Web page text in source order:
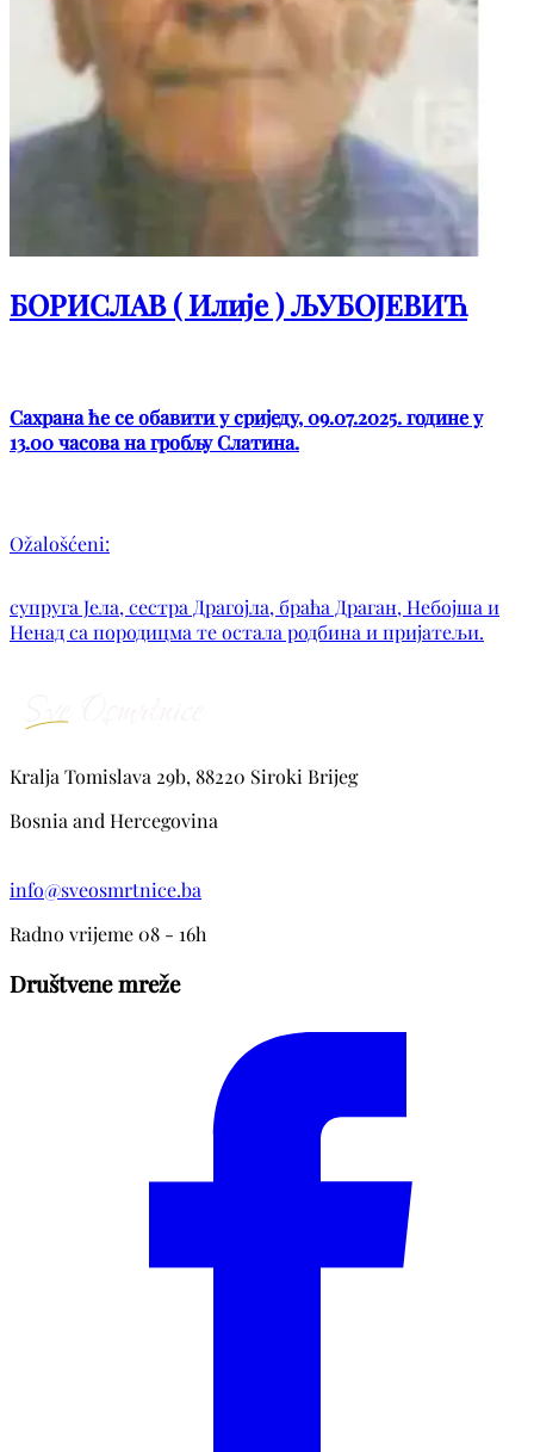
БОРИСЛАВ ( Илије ) ЉУБОЈЕВИЋ
Сахрана ће се обавити у сриједу, 09.07.2025. године у
13.00 часова на гробљу Слатина.
Ožalošćeni:
супруга Јела, сестра Драгојла, браћа Драган, Небојша и
Ненад са породицма те остала родбина и пријатељи.
Kralja Tomislava 29b, 88220 Siroki Brijeg
Bosnia and Hercegovina
info@sveosmrtnice.ba
Radno vrijeme 08 - 16h
Društvene mreže